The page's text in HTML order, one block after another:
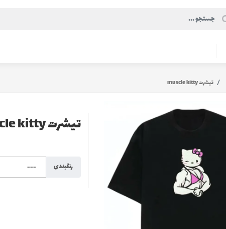
تیشرت muscle kitty
تیشرت muscle kitty
رنگبندی